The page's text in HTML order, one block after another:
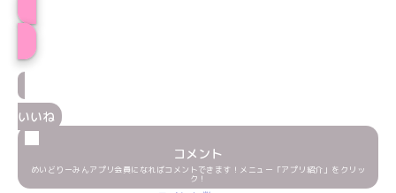
いいね
コメント
めいどりーみんアプリ会員になればコメントできます！メニュー「アプリ紹介」をクリッ
ク！